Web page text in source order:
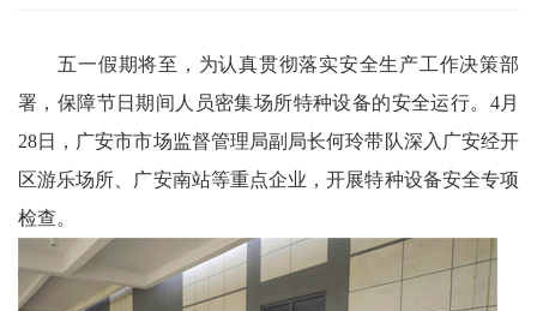
新
时
代
育
五一假期将至，为认真贯彻落实安全生产工作决策部
署，保障节日期间人员密集场所特种设备的安全运行。4月
28日，广安市市场监督管理局副局长何玲带队深入广安经开
区游乐场所、广安南站等重点企业，开展特种设备安全专项
检查。